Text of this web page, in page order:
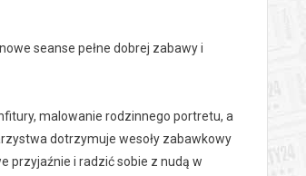
seanse pełne dobrej zabawy i
malowanie rodzinnego portretu, a
dotrzymuje wesoły zabawkowy
przyjaźnie i radzić sobie z nudą w